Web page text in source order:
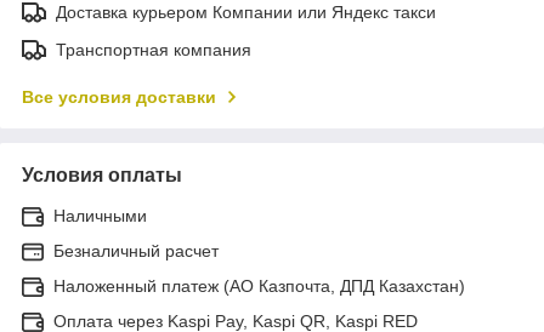
Доставка курьером Компании или Яндекс такси
Транспортная компания
Все условия доставки
Условия оплаты
Наличными
Безналичный расчет
Наложенный платеж (АО Казпочта, ДПД Казахстан)
Оплата через Kaspi Pay, Kaspi QR, Kaspi RED